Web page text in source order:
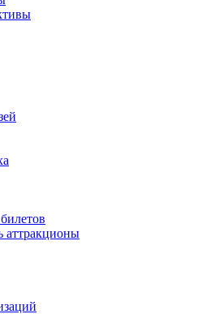
аттракционы